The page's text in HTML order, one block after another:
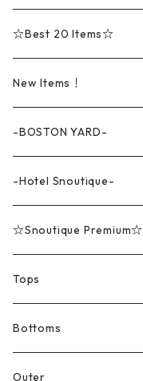
☆Best 20 Items☆
New Items！
-BOSTON YARD-
-Hotel Snoutique-
☆Snoutique Premium☆
Tops
Tシャツ
スウェット
Bottoms
Outer